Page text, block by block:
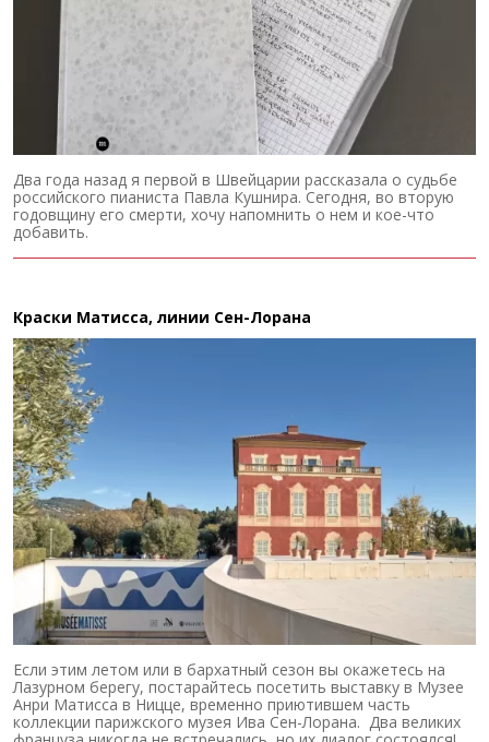
Два года назад я первой в Швейцарии рассказала о судьбе
российского пианиста Павла Кушнира. Сегодня, во вторую
годовщину его смерти, хочу напомнить о нем и кое-что
добавить.
Краски Матисса, линии Сен-Лорана
Если этим летом или в бархатный сезон вы окажетесь на
Лазурном берегу, постарайтесь посетить выставку в Музее
Анри Матисса в Ницце, временно приютившем часть
коллекции парижского музея Ива Сен-Лорана. Два великих